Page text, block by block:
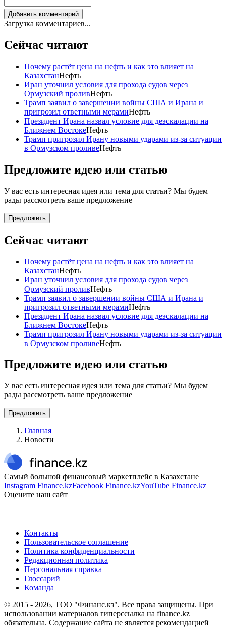
Добавить комментарий
Загрузка комментариев...
Сейчас читают
Почему растёт цена на нефть и как это влияет на
КазахстанНефть
Иран уточнил условия для прохода судов через
Ормузский проливНефть
Трамп заявил о завершении войны США и Ирана и
пригрозил ответными мерамиНефть
Президент Ирана назвал условие для деэскалации на
Ближнем ВостокеНефть
Трамп пригрозил Ирану новыми ударами из-за ситуации
в Ормузском проливеНефть
Предложите идею или статью
У вас есть интересная идея или тема для статьи? Мы будем
рады рассмотреть ваше предложение
Предложить
Сейчас читают
Почему растёт цена на нефть и как это влияет на
КазахстанНефть
Иран уточнил условия для прохода судов через
Ормузский проливНефть
Трамп заявил о завершении войны США и Ирана и
пригрозил ответными мерамиНефть
Президент Ирана назвал условие для деэскалации на
Ближнем ВостокеНефть
Трамп пригрозил Ирану новыми ударами из-за ситуации
в Ормузском проливеНефть
Предложите идею или статью
У вас есть интересная идея или тема для статьи? Мы будем
рады рассмотреть ваше предложение
Предложить
Главная
Новости
Самый большой финансовый маркетплейс в Казахстане
Instagram Finance.kzFacebook Finance.kzYouTube Finance.kz
Оцените наш сайт
Контакты
Пользовательское соглашение
Политика конфиденциальности
Редакционная политика
Персональная справка
Глоссарий
Команда
© 2015 - 2026, ТОО "Финанс.кз". Все права защищены. При
использовании материалов гиперссылка на finance.kz
обязательна. Содержание сайта не является рекомендацией